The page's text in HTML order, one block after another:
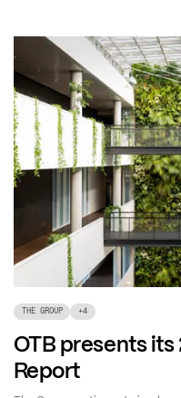
THE GROUP +4
OTB presents
Report